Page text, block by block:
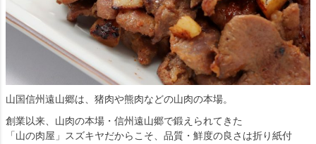
山国信州遠山郷は、猪肉や熊肉などの山肉の本場。
創業以来、山肉の本場・信州遠山郷で鍛えられてきた
「山の肉屋」スズキヤだからこそ、品質・鮮度の良さは折り紙付